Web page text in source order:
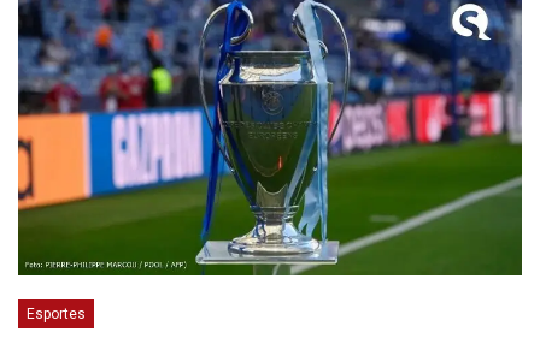
Esportes